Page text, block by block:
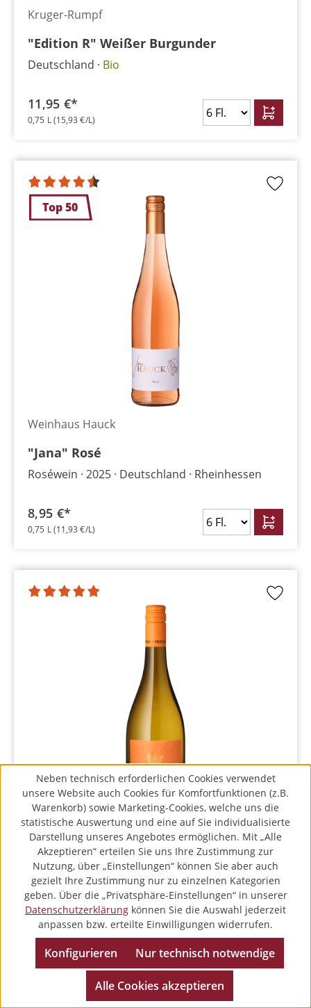
Kruger-Rumpf
"Edition R" Weißer Burgunder
Deutschland Bio
11,95 €*
0,75 L(15,93 €/L)
Top 50
Weinhaus Hauck
"Jana" Rosé
Roséwein 2025 Deutschland Rheinhessen
8,95 €*
0,75 L(11,93 €/L)
Frieden-Berg
Auxerrois
Weißwein 2025 Deutschland Mosel
8,95 €*
0,75 L(11,93 €/L)
Neben technisch erforderlichen Cookies verwendet
unsere Website auch Cookies für Komfortfunktionen (z.B.
Warenkorb) sowie Marketing-Cookies, welche uns die
statistische Auswertung und eine auf Sie individualisierte
Darstellung unseres Angebotes ermöglichen. Mit „Alle
Akzeptieren“ erteilen Sie uns Ihre Zustimmung zur
Nutzung, über „Einstellungen“ können Sie aber auch
gezielt Ihre Zustimmung nur zu einzelnen Kategorien
geben. Über die „Privatsphäre-Einstellungen“ in unserer
Datenschutzerklärung können Sie die Auswahl jederzeit
anpassen bzw. erteilte Einwilligungen widerrufen.
Nur technisch notwendige
Konfigurieren
Alle Cookies akzeptieren